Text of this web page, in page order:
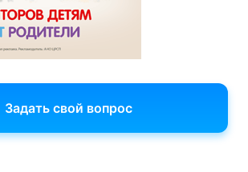
Задать свой вопрос